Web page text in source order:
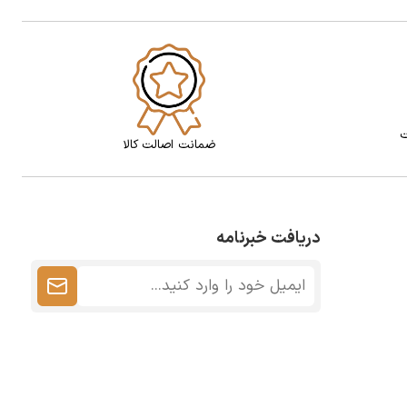
ضمانت اصالت کالا
دریافت خبرنامه